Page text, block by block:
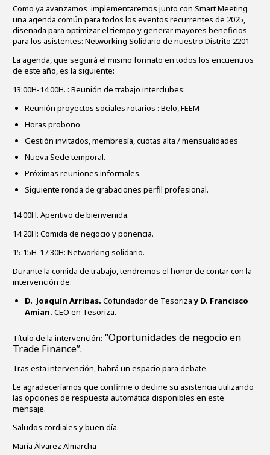
Como ya avanzamos implementaremos junto con Smart Meeting
una agenda común para todos los eventos recurrentes de 2025,
diseñada para optimizar el tiempo y generar mayores beneficios
para los asistentes: Networking Solidario de nuestro Distrito 2201
La agenda, que seguirá el mismo formato en todos los encuentros
de este año, es la siguiente:
13:00H-14:00H. : Reunión de trabajo interclubes:
Reunión proyectos sociales rotarios : Belo, FEEM
Horas probono
Gestión invitados, membresía, cuotas alta / mensualidades
Nueva Sede temporal.
Próximas reuniones informales.
Siguiente ronda de grabaciones perfil profesional.
14:00H. Aperitivo de bienvenida.
14:20H: Comida de negocio y ponencia.
15:15H-17:30H: Networking solidario.
Durante la comida de trabajo, tendremos el honor de contar con la
intervención de:
D. Joaquín Arribas. Cofundador de Tesorizay D. Francisco
Amian. CEO en Tesoriza.
Título de la intervención: “Oportunidades de negocio en
Trade Finance”.
Tras esta intervención, habrá un espacio para debate.
Le agradeceríamos que confirme o decline su asistencia utilizando
las opciones de respuesta automática disponibles en este
mensaje.
Saludos cordiales y buen día.
María Álvarez Almarcha